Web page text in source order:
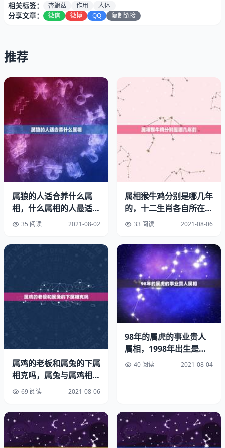
杏鲍菇营养丰富，富含蛋白质、碳水、维生素及钙、镁、
铜、锌等矿物质,每克杏鲍菇含有：热量(大卡)31.00碳水
(克)8.30脂肪(克)0.10蛋白质(克)1.30在蛋白质中含有18种氨
基酸，其中人体必需的8种氨基酸齐全，是一种营养保健价
值极高的食用菌。
1、杏鲍菇多糖作为一种特殊的免疫调节剂，在激活T淋巴
细胞中具有强烈的宿主介导性，能抗体形成，增强人体免疫
基引起的脂质过氧化均有一定的抑制作用。
2、杏鲍菇中富含膳食纤维，具有润肠道，防止便秘的作
用，对脂肪肝、急慢性肝炎、心肌梗塞、脑梗塞均具有良好
的预防和治疗作用。
3、杏鲍菇中灰分含量丰富，可参与机体代谢调节，维持人
体平衡，对于维持正常的生长发育、免疫调节有重要作用。
4、杏鲍菇属于高蛋白，低脂肪是真菌食物，其所含的蛋白
质中有18种氨基酸，有8种人体必需氨基酸，极易被人体消
化吸收，有增强机体免疫力，强身机体，增强营养的功效。
谢，神经兴奋，缓解疲劳，提神醒脑的作用；而且杏鲍菇独
特的清香也具有提神开胃功效。
相关标签： 杏鲍菇 作用 人体
分享文章： 微信 微博 QQ 复制链接
推荐
属狼的人适合养什么属
相，什么属相的人最适合
养猫咪，什么属相的人最
35 阅读 2021-08-02
属相猴牛鸡分别是哪几年
的，十二生肖各自所在的
年份？
33 阅读 2021-08-06
属鸡的老板和属兔的下属
相克吗，属兔与属鸡相冲
吗？可以在一起生活吗？
69 阅读 2021-08-06
98年的属虎的事业贵人
属相，1998年出生是什
么命40 阅读 2021-08-04